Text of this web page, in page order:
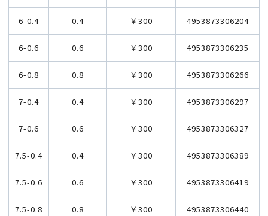
6-0.4 0.4 ￥300 4953873306204
6-0.6 0.6 ￥300 4953873306235
6-0.8 0.8 ￥300 4953873306266
7-0.4 0.4 ￥300 4953873306297
7-0.6 0.6 ￥300 4953873306327
7.5-0.4 0.4 ￥300 4953873306389
7.5-0.6 0.6 ￥300 4953873306419
7.5-0.8 0.8 ￥300 4953873306440